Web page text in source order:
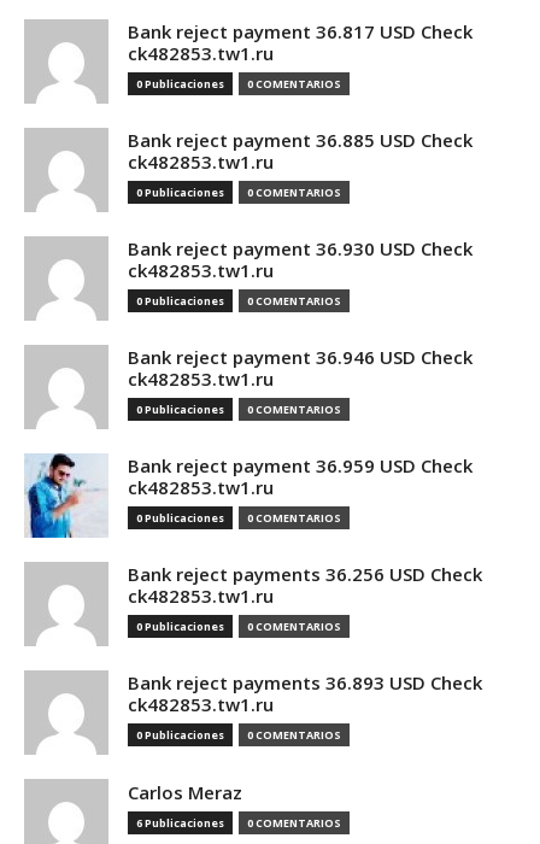
Bank reject payment 36.817 USD Check
ck482853.tw1.ru
0 Publicaciones 0 COMENTARIOS
Bank reject payment 36.885 USD Check
ck482853.tw1.ru
0 Publicaciones 0 COMENTARIOS
Bank reject payment 36.930 USD Check
ck482853.tw1.ru
0 Publicaciones 0 COMENTARIOS
Bank reject payment 36.946 USD Check
ck482853.tw1.ru
0 Publicaciones 0 COMENTARIOS
Bank reject payment 36.959 USD Check
ck482853.tw1.ru
0 Publicaciones 0 COMENTARIOS
Bank reject payments 36.256 USD Check
ck482853.tw1.ru
0 Publicaciones 0 COMENTARIOS
Bank reject payments 36.893 USD Check
ck482853.tw1.ru
0 Publicaciones 0 COMENTARIOS
Carlos Meraz
6 Publicaciones 0 COMENTARIOS